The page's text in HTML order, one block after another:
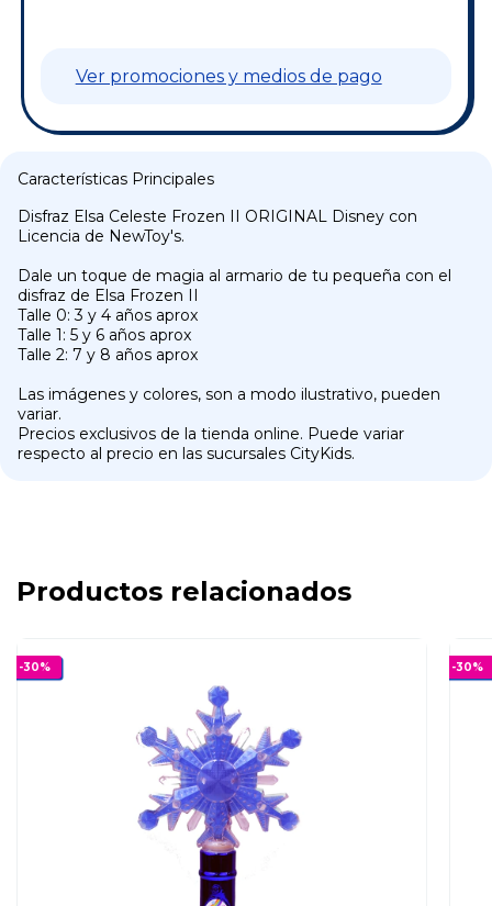
Ver promociones y medios de pago
Características Principales
Disfraz Elsa Celeste Frozen II ORIGINAL Disney con
Licencia de NewToy's.
Dale un toque de magia al armario de tu pequeña con el
disfraz de Elsa Frozen II
Talle 0: 3 y 4 años aprox
Talle 1: 5 y 6 años aprox
Talle 2: 7 y 8 años aprox
Las imágenes y colores, son a modo ilustrativo, pueden
variar.
Precios exclusivos de la tienda online. Puede variar
respecto al precio en las sucursales CityKids.
Productos relacionados
-30% -30%